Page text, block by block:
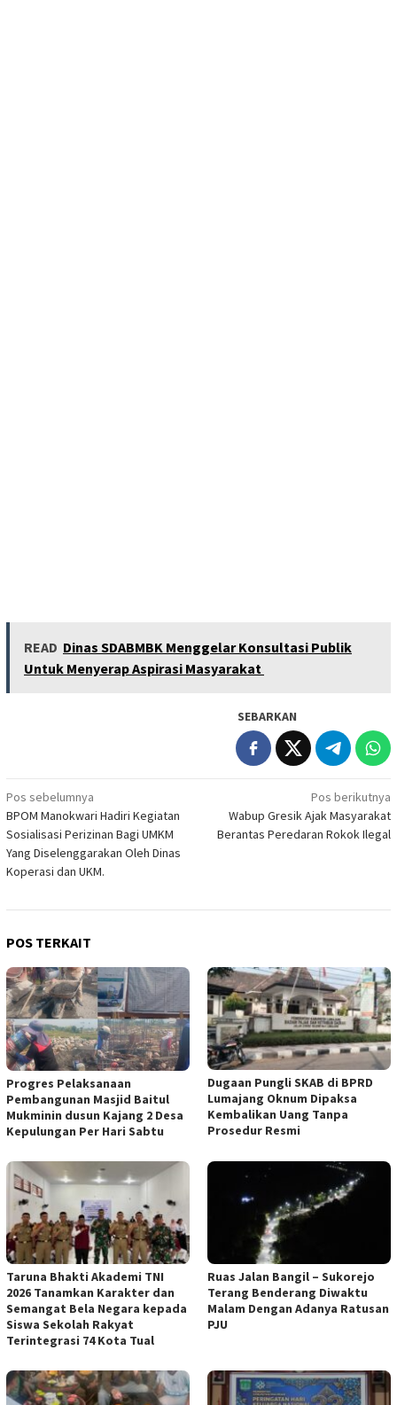
READ Dinas SDABMBK Menggelar Konsultasi Publik
Untuk Menyerap Aspirasi Masyarakat
SEBARKAN
Navigasi
pos
Pos sebelumnya
BPOM Manokwari Hadiri Kegiatan
Sosialisasi Perizinan Bagi UMKM
Yang Diselenggarakan Oleh Dinas
Koperasi dan UKM.
Pos berikutnya
Wabup Gresik Ajak Masyarakat
Berantas Peredaran Rokok Ilegal
POS TERKAIT
Progres Pelaksanaan
Pembangunan Masjid Baitul
Mukminin dusun Kajang 2 Desa
Kepulungan Per Hari Sabtu
Dugaan Pungli SKAB di BPRD
Lumajang Oknum Dipaksa
Kembalikan Uang Tanpa
Prosedur Resmi
Taruna Bhakti Akademi TNI
2026 Tanamkan Karakter dan
Semangat Bela Negara kepada
Siswa Sekolah Rakyat
Terintegrasi 74 Kota Tual
Ruas Jalan Bangil – Sukorejo
Terang Benderang Diwaktu
Malam Dengan Adanya Ratusan
PJU